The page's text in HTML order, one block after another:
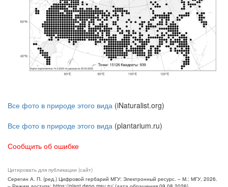
Все фото в природе этого вида (iNaturalist.org)
Все фото в природе этого вида (plantarium.ru)
Сообщить об ошибке
Цитировать для публикации (сайт)
Серегин А. П. (ред.) Цифровой гербарий МГУ: Электронный ресурс. – М.: МГУ, 2026.